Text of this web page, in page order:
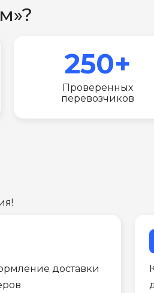
250+
Проверенных
перевозчиков
доставки